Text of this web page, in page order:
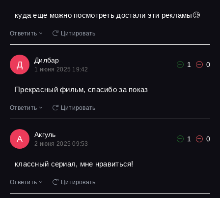
куда еще можно посмотреть достали эти рекламы🥲
Ответить Цитировать
Д Дилбар
1 июня 2025 19:42
1 0
Прекрасный фильм, спасибо за показ
Ответить Цитировать
А Акгуль
2 июня 2025 09:53
1 0
классный сериал, мне нравиться!
Ответить Цитировать